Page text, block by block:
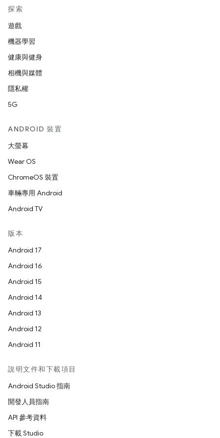
探索
遊戲
機器學習
健康與健身
相機與媒體
隱私權
5G
ANDROID 裝置
大螢幕
Wear OS
ChromeOS 裝置
車輛專用 Android
Android TV
版本
Android 17
Android 16
Android 15
Android 14
Android 13
Android 12
Android 11
說明文件和下載項目
Android Studio 指南
開發人員指南
API 參考資料
下載 Studio